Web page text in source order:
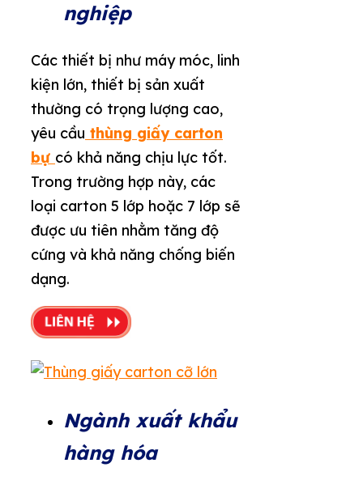
nghiệp
Các thiết bị như máy móc, linh
kiện lớn, thiết bị sản xuất
thường có trọng lượng cao,
yêu cầu thùng giấy carton
bự có khả năng chịu lực tốt.
Trong trường hợp này, các
loại carton 5 lớp hoặc 7 lớp sẽ
được ưu tiên nhằm tăng độ
cứng và khả năng chống biến
dạng.
Ngành xuất khẩu
hàng hóa